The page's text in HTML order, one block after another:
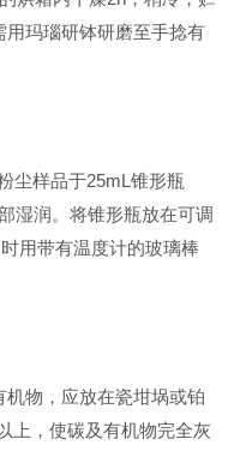
玛瑙研钵研磨至手捻有
尘样品于25mL锥形瓶
湿润。将锥形瓶放在可调
用带有温度计的玻璃棒
物，应放在瓷坩埚或铂
上，使碳及有机物完全灰